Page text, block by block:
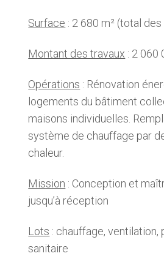
Surface : 2 680 m² (total
Montant des travaux : 2 060
Opérations : Rénovation
logements du bâtiment
maisons individuelles.
système de chauffage par
chaleur.
Mission : Conception et
jusqu’à réception
Lots : chauffage, ventilation,
sanitaire